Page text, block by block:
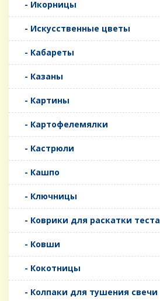
- Икорницы
- Искусственные цветы
- Кабареты
- Казаны
- Картины
- Картофелемялки
- Кастрюли
- Кашпо
- Ключницы
- Коврики для раскатки теста
- Ковши
- Кокотницы
- Колпаки для тушения свечи